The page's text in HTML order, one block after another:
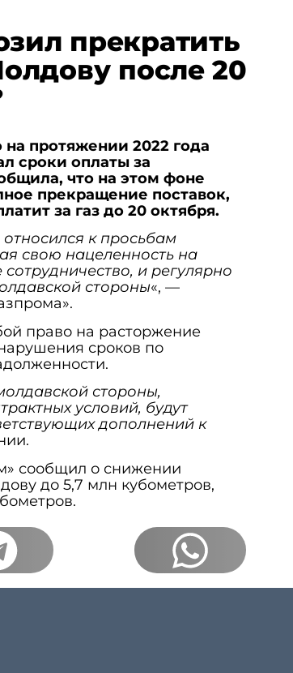
прекратить
после 20
на протяжении 2022 года
сроки оплаты за
что на этом фоне
прекращение поставок,
за газ до 20 октября.
к просьбам
свою нацеленность на
и регулярно
стороны«, —
право на расторжение
сроков по
стороны,
условий, будут
дополнений к
сообщил о снижении
до 5,7 млн кубометров,